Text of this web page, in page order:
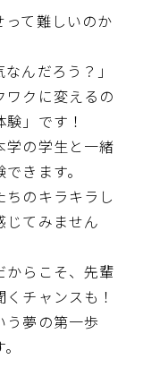
って難しいのか
んだろう？」
ワクに変えるの
」です！
学の学生と一緒
きます。
のキラキラし
じてみません
からこそ、先輩
チャンスも！
う夢の第一歩